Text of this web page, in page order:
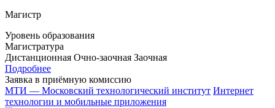
Магистр
Уровень образования
Магистратура
Дистанционная Очно-заочная Заочная
Подробнее
Заявка в приёмную комиссию
МТИ — Московский технологический институт Интернет
технологии и мобильные приложения